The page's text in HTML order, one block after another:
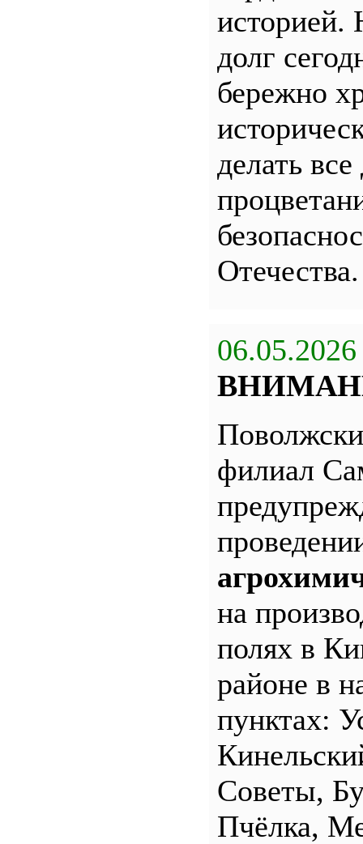
долг
бережно
делать все
Отечества.
06.05.2026
филиал
на
полях в
районе в
пунктах:
Советы,
Пчёлка,